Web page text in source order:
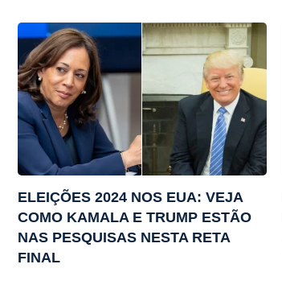
ELEIÇÕES 2024 NOS EUA: VEJA
COMO KAMALA E TRUMP ESTÃO
NAS PESQUISAS NESTA RETA
FINAL